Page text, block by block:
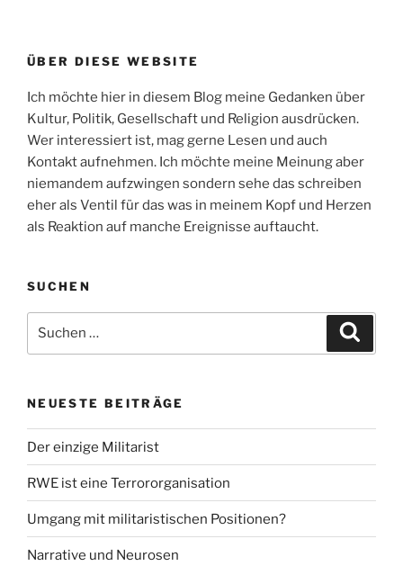
ÜBER DIESE WEBSITE
Ich möchte hier in diesem Blog meine Gedanken über
Kultur, Politik, Gesellschaft und Religion ausdrücken.
Wer interessiert ist, mag gerne Lesen und auch
Kontakt aufnehmen. Ich möchte meine Meinung aber
niemandem aufzwingen sondern sehe das schreiben
eher als Ventil für das was in meinem Kopf und Herzen
als Reaktion auf manche Ereignisse auftaucht.
SUCHEN
nach:
NEUESTE BEITRÄGE
Der einzige Militarist
RWE ist eine Terrororganisation
Umgang mit militaristischen Positionen?
Narrative und Neurosen